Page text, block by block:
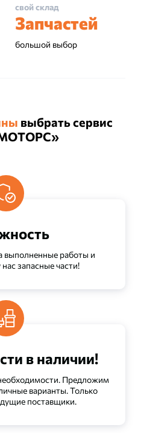
свой склад
Запчастей
большой выбор
выбрать сервис
выполненные работы и
запасные части!
в наличии!
Предложим
варианты. Только
поставщики.